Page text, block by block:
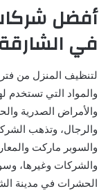
أفضل
في الشارقة
لتنظيف المنزل من
والمواد التي تستخدم
والأمراض الصدرية
والرجال، وتذهب
والسوبر ماركت
الحشرات في مدينة